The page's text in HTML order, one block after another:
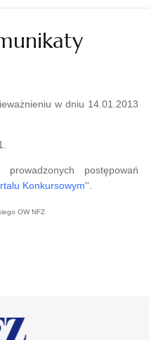
w dniu 14.01.2013
postępowań
Konkursowym''.
OW NFZ